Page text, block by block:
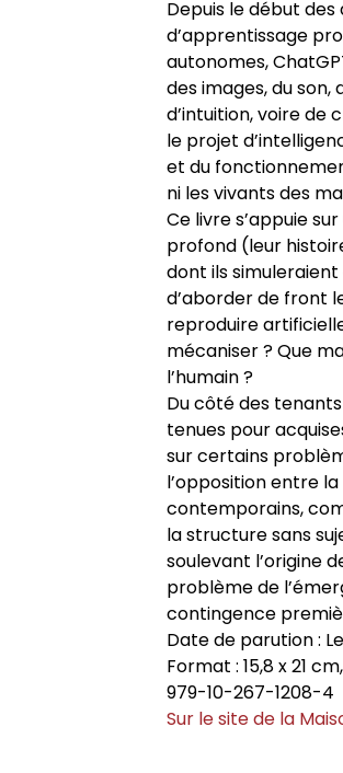
Appels à
Depuis le début des
d’apprentissage
autonomes,
des images, du
d’intuition, voire de
le projet
et du
ni les vivants des
Ce livre s’appuie
profond (leur
dont ils
d’aborder de front
reproduire
mécaniser ? Que
l’humain ?
Du côté des
tenues pour
sur certains
l’opposition entre
contemporains,
la structure sans
soulevant l’origine
problème de
contingence
Date de parution :
Format : 15,8 x 21
979-10-267-1208-4
Sur le site de la